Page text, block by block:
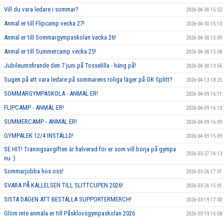
Vill du vara ledare i sommar? 2026-04-30 15:52
Anmäl er till Flipcamp vecka 27! 2026-04-30 15:10
Anmäl er till Sommargympaskolan vecka 26! 2026-04-30 15:09
Anmäl er till Summercamp vecka 25! 2026-04-30 15:08
Jubileumsfirande den 7 juni på Tosselilla - häng på! 2026-04-30 13:56
Sugen på att vara ledare på sommarens roliga läger på GK Splitt? 2026-04-13 18:25
SOMMARGYMPASKOLA - ANMÄL ER! 2026-04-09 16:11
FLIPCAMP - ANMÄL ER! 2026-04-09 16:10
SUMMERCAMP - ANMÄL ER! 2026-04-09 16:09
GYMPALEK 12/4 INSTÄLLD! 2026-04-09 15:09
SE HIT! Träningsavgiften är halverad för er som vill börja på gympa
nu :)
2026-03-27 14:13
Sommarjobba hos oss! 2026-03-26 17:01
SVARA PÅ KALLELSEN TILL SLITTCUPEN 2026! 2026-03-26 15:01
SISTA DAGEN ATT BESTÄLLA SUPPORTERMERCH! 2026-03-19 17:00
Glöm inte anmäla er till Påsklovsgympaskolan 2026 2026-03-19 16:58